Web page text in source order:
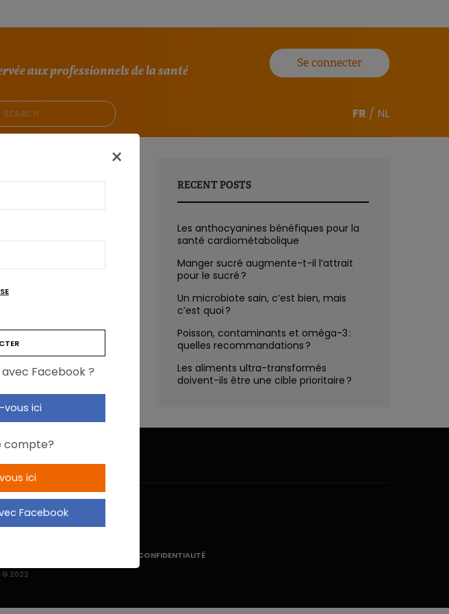
aux professionnels de la santé
Se connecter
FR / NL
RECENT POSTS
Les anthocyanines bénéfiques pour la
santé cardiométabolique
Manger sucré augmente-t-il l’attrait
pour le sucré ?
Un microbiote sain, c’est bien, mais
c’est quoi ?
Poisson, contaminants et oméga-3 :
quelles recommandations ?
Les aliments ultra-transformés
doivent-ils être une cible prioritaire ?
×
Facebook ?
vous ici
compte?
ici
Facebook
POLITIQUE DE CONFIDENTIALITÉ
© 2022